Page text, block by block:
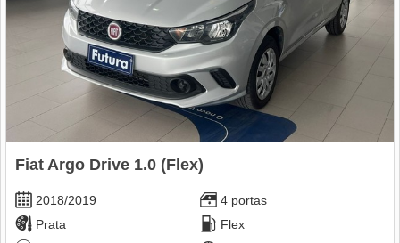
Fiat Argo Drive 1.0 (Flex)
2018/2019
4 portas
Prata
Flex